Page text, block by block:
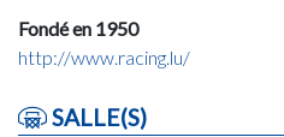
Fondé en 1950
http://www.racing.lu/
SALLE(S)